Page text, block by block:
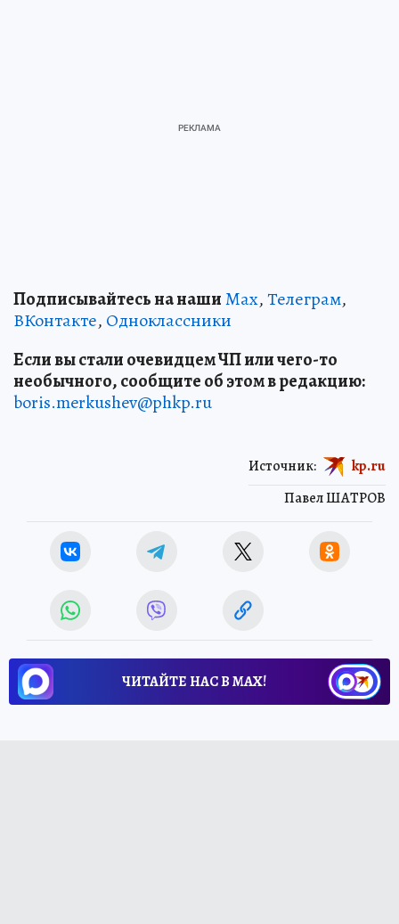
Подписывайтесь на нашиMax,Телеграм,
ВКонтакте, Одноклассники
Если вы стали очевидцем ЧП или чего-то
необычного, сообщите об этом в редакцию:
boris.merkushev@phkp.ru
Павел ШАТРОВ
Источник: kp.ru
ЧИТАЙТЕ НАС В МАХ!